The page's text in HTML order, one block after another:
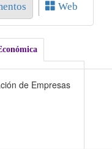
Web
de Empresas